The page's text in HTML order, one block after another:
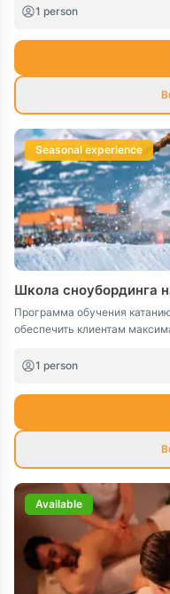
Проработка рефлекторных
энергетические каналы и
1 person
Seasonal experience
Школа сноубординга
Программа обучения
обеспечить клиентам
Независимо от уровня
опытных инструкторов.
1 person
Available